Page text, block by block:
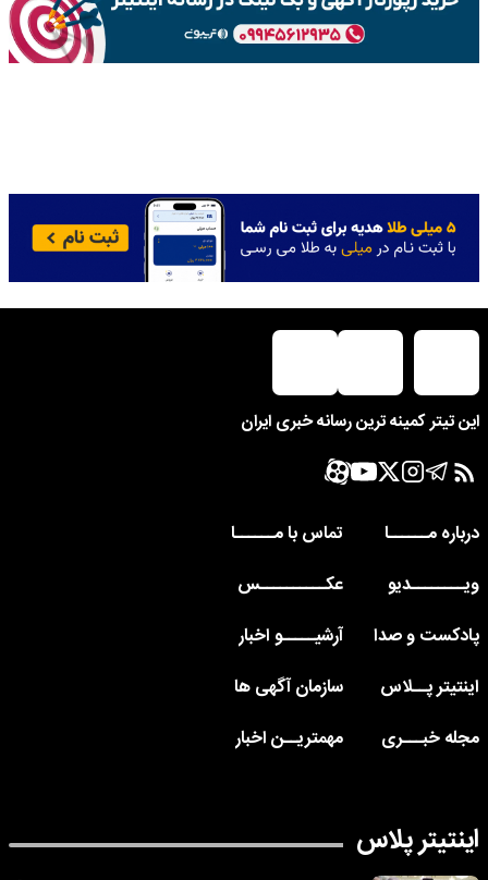
این تیتر کمینه ترین رسانه خبری ایران
درباره مــــــا
تماس با مــــــا
ویــــــــدیو
عکــــــــــس
پادکست و صدا
آرشیـــــو اخبار
اینتیتر پــلاس
سازمان آگهی ها
مجله خبـــری
مهمتریــن اخبار
اینتیتر پلاس